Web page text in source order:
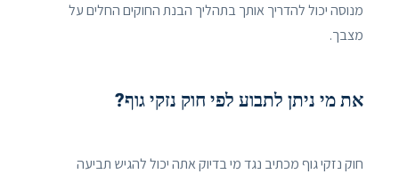
מנוסה יכול להדריך אותך בתהליך הבנת החוקים החלים על
מצבך.
את מי ניתן לתבוע לפי חוק נזקי גוף?
חוק נזקי גוף מכתיב נגד מי בדיוק אתה יכול להגיש תביעה